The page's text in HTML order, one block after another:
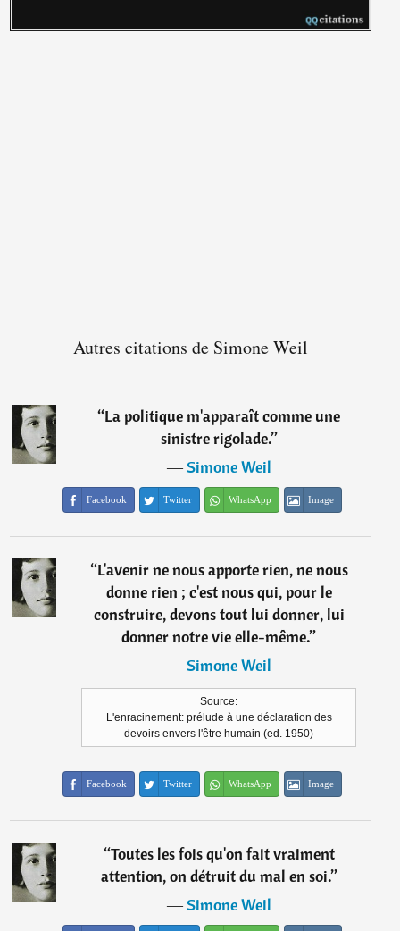
Autres citations de Simone Weil
“La politique m'apparaît comme une
sinistre rigolade.”
―Simone Weil
Facebook Twitter WhatsApp Image
“L'avenir ne nous apporte rien, ne nous
donne rien ; c'est nous qui, pour le
construire, devons tout lui donner, lui
donner notre vie elle-même.”
―Simone Weil
Source:
L'enracinement: prélude à une déclaration des
devoirs envers l'être humain (ed. 1950)
Facebook Twitter WhatsApp Image
“Toutes les fois qu'on fait vraiment
attention, on détruit du mal en soi.”
―Simone Weil